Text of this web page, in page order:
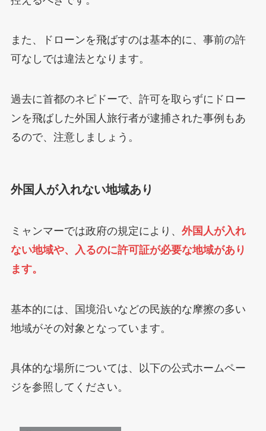
また、ドローンを飛ばすのは基本的に、事前の許
可なしでは違法となります。
過去に首都のネピドーで、許可を取らずにドロー
ンを飛ばした外国人旅行者が逮捕された事例もあ
るので、注意しましょう。
外国人が入れない地域あり
ミャンマーでは政府の規定により、 外国人が入れ
ない地域や、入るのに許可証が必要な地域があり
ます。
基本的には、国境沿いなどの民族的な摩擦の多い
地域がその対象となっています。
具体的な場所については、以下の公式ホームペー
ジを参照してください。